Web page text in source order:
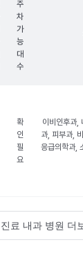
주
차
가
능
대
수
확
인
필
요
이비인후과,
과, 피부과,
응급의학과,
료 내과 병원 더